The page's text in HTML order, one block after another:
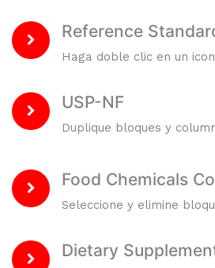
Reference
Haga doble clic en un
USP-NF
Duplique bloques y
Food Chemicals
Seleccione y elimine
Dietary